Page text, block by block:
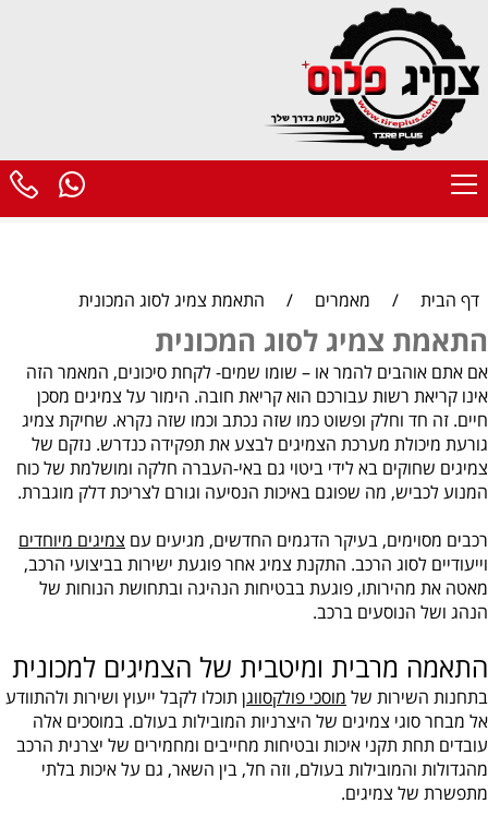
דף הבית / מאמרים / התאמת צמיג לסוג המכונית
התאמת צמיג לסוג המכונית
אם אתם אוהבים להמר או – שומו שמים- לקחת סיכונים, המאמר הזה
אינו קריאת רשות עבורכם הוא קריאת חובה. הימור על צמיגים מסכן
חיים. זה חד וחלק ופשוט כמו שזה נכתב וכמו שזה נקרא. שחיקת צמיג
גורעת מיכולת מערכת הצמיגים לבצע את תפקידה כנדרש. נזקם של
צמיגים שחוקים בא לידי ביטוי גם באי-העברה חלקה ומושלמת של כוח
המנוע לכביש, מה שפוגם באיכות הנסיעה וגורם לצריכת דלק מוגברת.
רכבים מסוימים, בעיקר הדגמים החדשים, מגיעים עם צמיגים מיוחדים
וייעודיים לסוג הרכב. התקנת צמיג אחר פוגעת ישירות בביצועי הרכב,
מאטה את מהירותו, פוגעת בבטיחות הנהיגה ובתחושת הנוחות של
הנהג ושל הנוסעים ברכב.
התאמה מרבית ומיטבית של הצמיגים למכונית
בתחנות השירות של מוסכי פולקסווגן תוכלו לקבל ייעוץ ושירות ולהתוודע
אל מבחר סוגי צמיגים של היצרניות המובילות בעולם. במוסכים אלה
עובדים תחת תקני איכות ובטיחות מחייבים ומחמירים של יצרנית הרכב
מהגדולות והמובילות בעולם, וזה חל, בין השאר, גם על איכות בלתי
מתפשרת של צמיגים.